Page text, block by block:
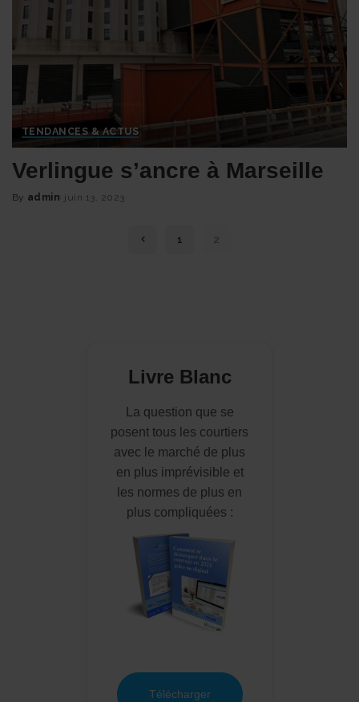
TENDANCES & ACTUS
Verlingue s’ancre à Marseille
Posted
By admin juin 13, 2023
1 2
Livre Blanc
La question que se
posent tous les courtiers
avec le marché de plus
en plus imprévisible et
les normes de plus en
plus compliquées :
Télécharger